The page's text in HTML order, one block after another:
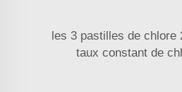
les 3 pastilles de chlore
taux constant de